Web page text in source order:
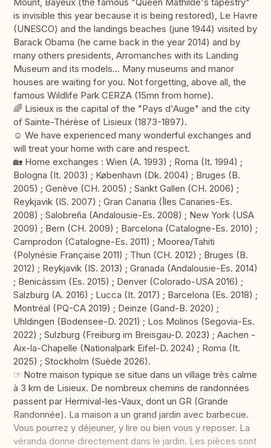
Mount, Bayeux (the famous "Queen Mathilde's tapestry"
is invisible this year because it is being restored), Le Havre
(UNESCO) and the landings beaches (june 1944) visited by
Barack Obama (he came back in the year 2014) and by
many others presidents, Arromanches with its Landing
Museum and its models... Many museums and manor
houses are waiting for you. Not forgetting, above all, the
famous Wildlife Park CERZA (15mn from home).
🌈 Lisieux is the capital of the "Pays d'Auge" and the city
of Sainte-Thérèse of Lisieux (1873-1897).
☺︎ We have experienced many wonderful exchanges and
will treat your home with care and respect.
🏡 Home exchanges : Wien (A. 1993) ; Roma (It. 1994) ;
Bologna (It. 2003) ; København (Dk. 2004) ; Bruges (B.
2005) ; Genève (CH. 2005) ; Sankt Gallen (CH. 2006) ;
Reykjavik (IS. 2007) ; Gran Canaria (Îles Canaries-Es.
2008) ; Salobreña (Andalousie-Es. 2008) ; New York (USA
2009) ; Bern (CH. 2009) ; Barcelona (Catalogne-Es. 2010) ;
Camprodon (Catalogne-Es. 2011) ; Moorea/Tahiti
(Polynésie Française 2011) ; Thun (CH. 2012) ; Bruges (B.
2012) ; Reykjavik (IS. 2013) ; Granada (Andalousie-Es. 2014)
; Benicàssim (Es. 2015) ; Denver (Colorado-USA 2016) ;
Salzburg (A. 2016) ; Lucca (It. 2017) ; Barcelona (Es. 2018) ;
Montréal (PQ-CA 2019) ; Deinze (Gand-B. 2020) ;
Uhldingen (Bodensee-D. 2021) ; Los Molinos (Segovia-Es.
2022) ; Sulzburg (Freiburg im Breisgau-D. 2023) ; Aachen -
Aix-la-Chapelle (Nationalpark Eifel-D. 2024) ; Roma (It.
2025) ; Stockholm (Suède 2026).
☞ Notre maison typique se situe dans un village très calme
à 3 km de Lisieux. De nombreux chemins de randonnées
passent par Hermival-les-Vaux, dont un GR (Grande
Randonnée). La maison a un grand jardin avec barbecue.
Vous pourrez y déjeuner, y lire ou bien vous y reposer. La
véranda donne directement dans le jardin. Les pièces sont